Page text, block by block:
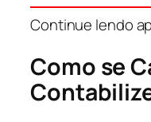
Continue lendo
Como se